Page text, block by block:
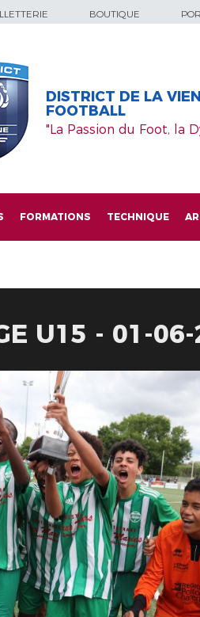
BOUTIQUE
DISTRICT DE LA
FOOTBALL
"La Passion du Foot, la
FORMATIONS TECHNIQUE
U15 - 01-